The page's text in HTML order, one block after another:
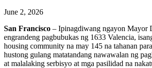
June 2, 2026
San Francisco – Ipinagdiwang ngayon Mayor
engrandeng pagbubukas ng 1633 Valencia,
housing community na may 145 na tahanan
hustong gulang matatandang nawawalan ng
at malalaking serbisyo at mga pasilidad na